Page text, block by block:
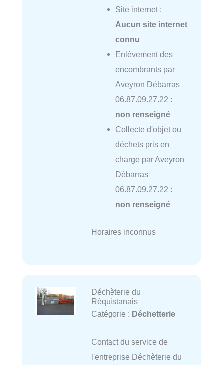
Site internet :
Aucun site internet
connu
Enlèvement des
encombrants par
Aveyron Débarras
06.87.09.27.22 :
non renseigné
Collecte d'objet ou
déchets pris en
charge par Aveyron
Débarras
06.87.09.27.22 :
non renseigné
Horaires inconnus
Déchèterie du
Réquistanais
Catégorie : Déchetterie
Contact du service de
l'entreprise Déchèterie du